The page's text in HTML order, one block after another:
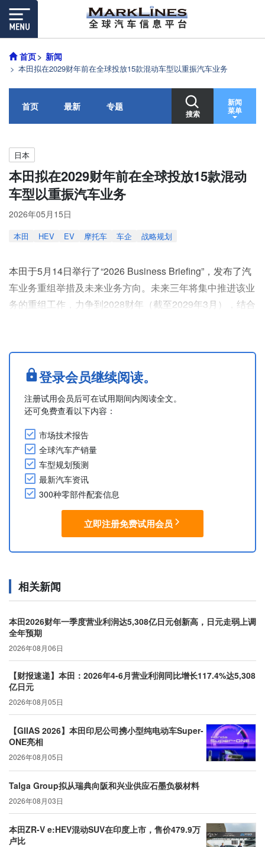
首页 新闻
本田拟在2029财年前在全球投放15款混动车型以重振汽车业务
首页 最新 专题
搜索
新闻
菜单
日本
本田拟在2029财年前在全球投放15款混动
车型以重振汽车业务
2026年05月15日
本田 HEV EV 摩托车 车企 战略规划
本田于5月14日举行了“2026 Business Briefing”，发布了汽
车业务重组举措及未来业务方向。未来三年将集中推进该业
务的重组工作，力争到2028财年（截至2029年3月），结合
首先，本田计划将开发与生产资源重新分配至当前需求旺盛
的混动车型，并从2027年起开始投放下一代混动车型。该
公司将以北美为核心，到2029财年（截至2030年3月）在
全....
登录会员继续阅读。
注册试用会员后可在试用期间内阅读全文。
还可免费查看以下内容：
市场技术报告
全球汽车产销量
车型规划预测
最新汽车资讯
300种零部件配套信息
立即注册免费试用会员
相关新闻
本田2026财年一季度营业利润达5,308亿日元创新高，日元走弱上调
全年预期
2026年08月06日
【财报速递】本田：2026年4-6月营业利润同比增长117.4%达5,308
亿日元
2026年08月05日
【GIIAS 2026】本田印尼公司携小型纯电动车Super-
ONE亮相
2026年08月05日
Talga Group拟从瑞典向阪和兴业供应石墨负极材料
2026年08月03日
本田ZR-V e:HEV混动SUV在印度上市，售价479.9万
卢比